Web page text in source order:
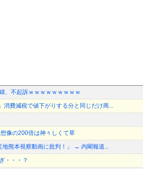
、不起訴ｗｗｗｗｗｗｗｗｗ
消費減税で値下がりする分と同じだけ商...
像の200倍は神々しくて草
地熊本視察動画に批判！」 → 内閣報道...
・・・？